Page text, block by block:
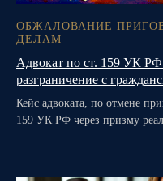
ОБЖАЛОВАНИЕ
ДЕЛАМ
Адвокат по ст. 159 УК
разграничение с
Кейс адвоката, по отмене
159 УК РФ через призму